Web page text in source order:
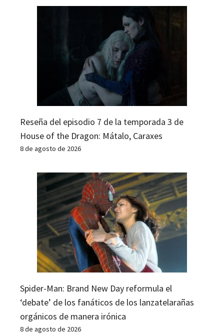
Reseña del episodio 7 de la temporada 3 de
House of the Dragon: Mátalo, Caraxes
8 de agosto de 2026
Spider-Man: Brand New Day reformula el
‘debate’ de los fanáticos de los lanzatelarañas
orgánicos de manera irónica
8 de agosto de 2026